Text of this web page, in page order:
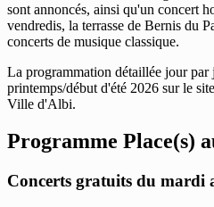
sont annoncés, ainsi qu'un concert
vendredis, la terrasse de Bernis du
concerts de musique classique.
La programmation détaillée jour par
printemps/début d'été 2026 sur le
Ville d'Albi.
Programme Place(s)
Concerts gratuits du mardi